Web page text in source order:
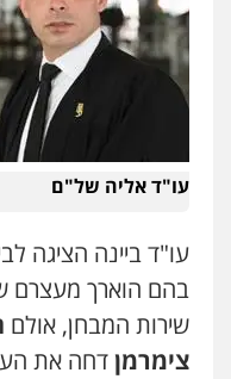
עו"ד אליה של"ם
עו"ד ביינה הציגה
בהם הוארך מעצרם
שירות המבחן, אולם
צימרמןדחה את
ניר
צילום
דין
רונן
מחיקת
שליליים